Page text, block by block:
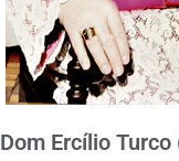
Dom Ercílio